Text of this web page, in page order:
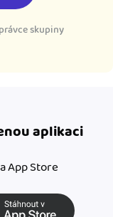
skupiny
aplikaci
App Store